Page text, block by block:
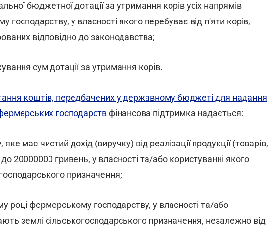
бюджетної дотації за утримання корів усіх напрямів
господарству, у власності якого перебуває від п'яти корів,
відповідно до законодавства;
сум дотації за утримання корів.
коштів, передбачених у державному бюджеті для надання
господарств фінансова підтримка надається:
має чистий дохід (виручку) від реалізації продукції (товарів,
до 20000000 гривень, у власності та/або користуванні якого
призначення;
році фермерському господарству, у власності та/або
землі сільськогосподарського призначення, незалежно від